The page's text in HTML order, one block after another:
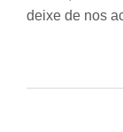
deixe de nos